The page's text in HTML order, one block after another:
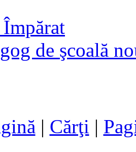
de şcoală
| Cărţi |